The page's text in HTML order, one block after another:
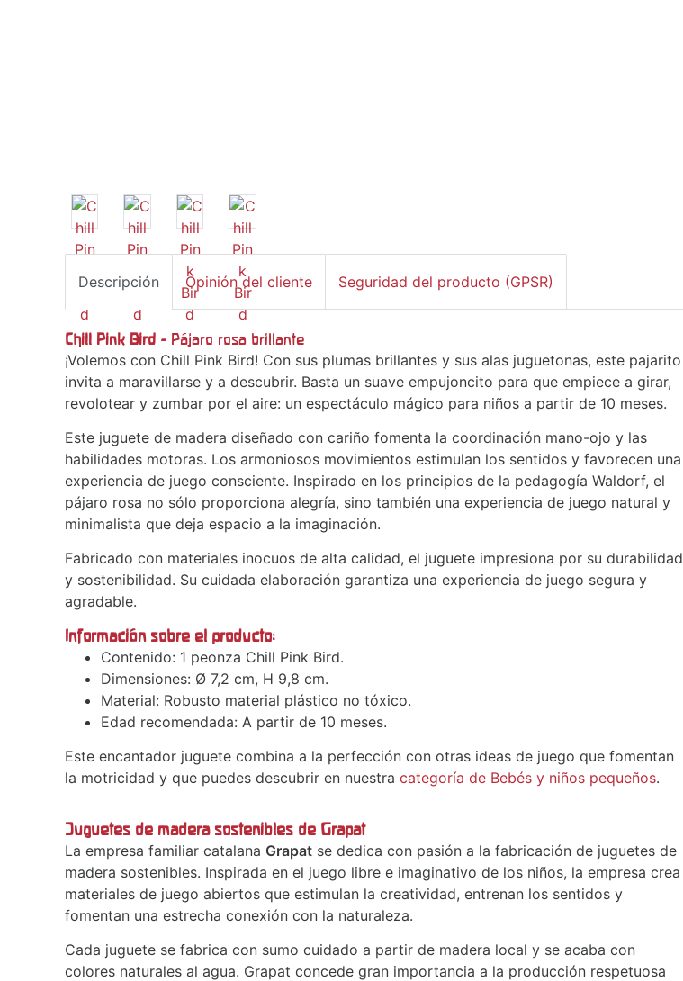
Descripción Opinión del cliente Seguridad del producto (GPSR)
Chill Pink Bird - Pájaro rosa brillante
¡Volemos con Chill Pink Bird! Con sus plumas brillantes y sus alas juguetonas, este pajarito
invita a maravillarse y a descubrir. Basta un suave empujoncito para que empiece a girar,
revolotear y zumbar por el aire: un espectáculo mágico para niños a partir de 10 meses.
Este juguete de madera diseñado con cariño fomenta la coordinación mano-ojo y las
habilidades motoras. Los armoniosos movimientos estimulan los sentidos y favorecen una
experiencia de juego consciente. Inspirado en los principios de la pedagogía Waldorf, el
pájaro rosa no sólo proporciona alegría, sino también una experiencia de juego natural y
minimalista que deja espacio a la imaginación.
Fabricado con materiales inocuos de alta calidad, el juguete impresiona por su durabilidad
y sostenibilidad. Su cuidada elaboración garantiza una experiencia de juego segura y
agradable.
Información sobre el producto:
Contenido: 1 peonza Chill Pink Bird.
Dimensiones: Ø 7,2 cm, H 9,8 cm.
Material: Robusto material plástico no tóxico.
Edad recomendada: A partir de 10 meses.
Este encantador juguete combina a la perfección con otras ideas de juego que fomentan
la motricidad y que puedes descubrir en nuestra categoría de Bebés y niños pequeños.
Juguetes de madera sostenibles de Grapat
La empresa familiar catalana Grapat se dedica con pasión a la fabricación de juguetes de
madera sostenibles. Inspirada en el juego libre e imaginativo de los niños, la empresa crea
materiales de juego abiertos que estimulan la creatividad, entrenan los sentidos y
fomentan una estrecha conexión con la naturaleza.
Cada juguete se fabrica con sumo cuidado a partir de madera local y se acaba con
colores naturales al agua. Grapat concede gran importancia a la producción respetuosa